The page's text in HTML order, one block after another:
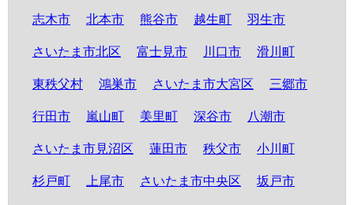
志木市 北本市 熊谷市 越生町 羽生市
さいたま市北区 富士見市 川口市 滑川町
東秩父村 鴻巣市 さいたま市大宮区 三郷市
行田市 嵐山町 美里町 深谷市 八潮市
さいたま市見沼区 蓮田市 秩父市 小川町
杉戸町 上尾市 さいたま市中央区 坂戸市